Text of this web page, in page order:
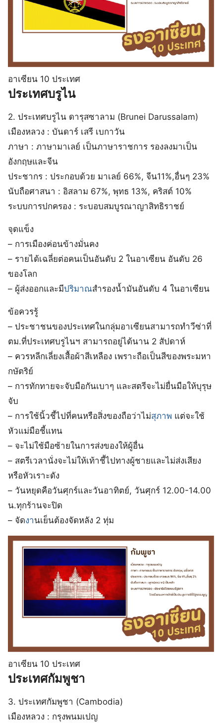
อาเซียน 10 ประเทศ
ประเทศบรูไน
2. ประเทศบรูไน ดารุสซาลาม (Brunei Darussalam)
เมืองหลวง : บันดาร์ เสรี เบกาวัน
ภาษา : ภาษามาเลย์ เป็นภาษาราชการ รองลงมาเป็น
อังกฤษและจีน
ประชากร : ประกอบด้วย มาเลย์ 66%, จีน11%,อื่นๆ 23%
นับถือศาสนา : อิสลาม 67%, พุทธ 13%, คริสต์ 10%
ระบบการปกครอง : ระบอบสมบูรณาญาสิทธิราชย์
จุดแข็ง
– การเมืองค่อนข้างมั่นคง
– รายได้เฉลี่ยต่อคนเป็นอันดับ 2 ในอาเซียน อันดับ 26
ของโลก
– ผู้ส่งออกและมีปริมาณสำรองน้ำมันอันดับ 4 ในอาเซียน
ข้อควรรู้
– ประชาชนของประเทศในกลุ่มอาเซียนสามารถทำวีซ่าที่
ตม.ที่ประเทศบรูไนฯ สามารถอยู่ได้นาน 2 สัปดาห์
– ควรหลีกเลี่ยงเสื้อผ้าสีเหลือง เพราะถือเป็นสีของพระมหา
กษัตริย์
– การทักทายจะจับมือกันเบาๆ และสตรีจะไม่ยื่นมือให้บุรุษ
จับ
– การใช้นิ้วชี้ไปที่คนหรือสิ่งของถือว่าไม่สุภาพ แต่จะใช้
หัวแม่มือชี้แทน
– จะไม่ใช้มือซ้ายในการส่งของให้ผู้อื่น
– สตรีเวลานั่งจะไม่ให้เท้าชี้ไปทางผู้ชายและไม่ส่งเสียง
หรือหัวเราะดัง
– วันหยุดคือวันศุกร์และวันอาทิตย์, วันศุกร์ 12.00-14.00
น.ทุกร้านจะปิด
– จัดงานเย็นต้องจัดหลัง 2 ทุ่ม
อาเซียน 10 ประเทศ
ประเทศกัมพูชา
3. ประเทศกัมพูชา (Cambodia)
เมืองหลวง : กรุงพนมเปญ